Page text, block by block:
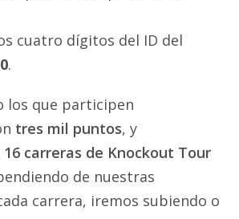
cuatro dígitos del ID del
.
los que participen
tres mil puntos, y
carreras de Knockout Tour
de nuestras
carrera, iremos subiendo o